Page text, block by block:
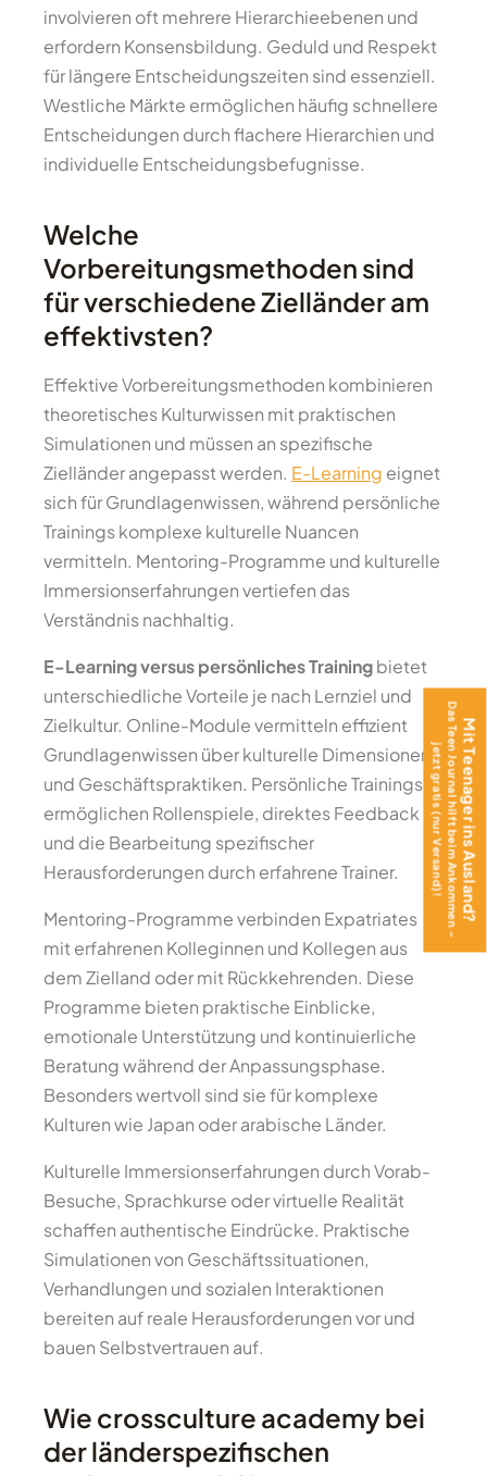
involvieren oft mehrere Hierarchieebenen und
erfordern Konsensbildung. Geduld und Respekt
für längere Entscheidungszeiten sind essenziell.
Westliche Märkte ermöglichen häufig schnellere
Entscheidungen durch flachere Hierarchien und
individuelle Entscheidungsbefugnisse.
Welche
Vorbereitungsmethoden sind
für verschiedene Zielländer am
effektivsten?
Effektive Vorbereitungsmethoden kombinieren
theoretisches Kulturwissen mit praktischen
Simulationen und müssen an spezifische
Zielländer angepasst werden. E-Learning eignet
sich für Grundlagenwissen, während persönliche
Trainings komplexe kulturelle Nuancen
vermitteln. Mentoring-Programme und kulturelle
Immersionserfahrungen vertiefen das
Verständnis nachhaltig.
E-Learning versus persönliches Trainingbietet
unterschiedliche Vorteile je nach Lernziel und
Zielkultur. Online-Module vermitteln effizient
Grundlagenwissen über kulturelle Dimensionen
und Geschäftspraktiken. Persönliche Trainings
ermöglichen Rollenspiele, direktes Feedback
und die Bearbeitung spezifischer
Herausforderungen durch erfahrene Trainer.
Mentoring-Programme verbinden Expatriates
mit erfahrenen Kolleginnen und Kollegen aus
dem Zielland oder mit Rückkehrenden. Diese
Programme bieten praktische Einblicke,
emotionale Unterstützung und kontinuierliche
Beratung während der Anpassungsphase.
Besonders wertvoll sind sie für komplexe
Kulturen wie Japan oder arabische Länder.
Kulturelle Immersionserfahrungen durch Vorab-
Besuche, Sprachkurse oder virtuelle Realität
schaffen authentische Eindrücke. Praktische
Simulationen von Geschäftssituationen,
Verhandlungen und sozialen Interaktionen
bereiten auf reale Herausforderungen vor und
bauen Selbstvertrauen auf.
Wie crossculture academy bei
der länderspezifischen
Mit Teenager ins Ausland?
Das Teen Journal hilft beim Ankommen –
jetzt gratis (nur Versand)!